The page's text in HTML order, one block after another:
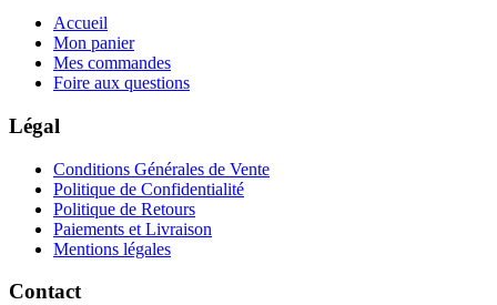
Accueil
Mon panier
Mes commandes
Foire aux questions
Légal
Conditions Générales de Vente
Politique de Confidentialité
Politique de Retours
Paiements et Livraison
Mentions légales
Contact